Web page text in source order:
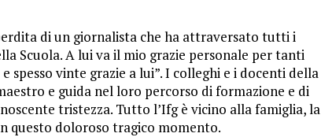
di un giornalista che ha attraversato tutti i
Scuola. A lui va il mio grazie personale per tanti
vinte grazie a lui”. I colleghi e i docenti della
e guida nel loro percorso di formazione e di
tristezza. Tutto l’Ifg è vicino alla famiglia, la
questo doloroso tragico momento.